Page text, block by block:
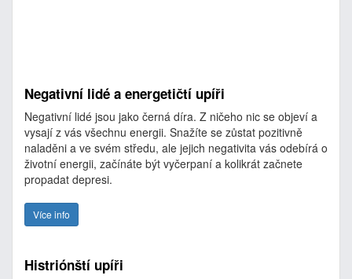
Negativní lidé a energetičtí upíři
Negativní lidé jsou jako černá díra. Z ničeho nic se objeví a
vysají z vás všechnu energii. Snažíte se zůstat pozitivně
naladěni a ve svém středu, ale jejich negativita vás odebírá o
životní energii, začínáte být vyčerpaní a kolikrát začnete
propadat depresi.
Více info
Histriónští upíři